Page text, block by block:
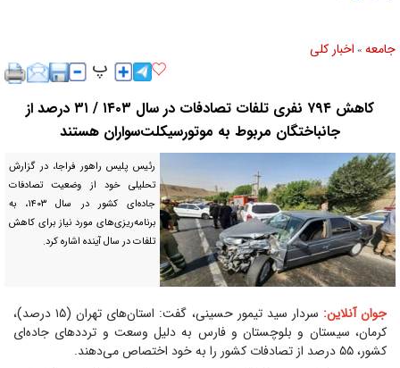
جامعه » اخبار كلی
کاهش ۷۹۴ نفری تلفات تصادفات در سال ۱۴۰۳ / ۳۱ درصد از
جانباختگان مربوط به موتورسیکلت‌سواران هستند
رئیس پلیس راهور فراجا، در گزارش
تحلیلی خود از وضعیت تصادفات
جاده‌ای کشور در سال ۱۴۰۳، به
برنامه‌ریزی‌های مورد نیاز برای کاهش
تلفات در سال آینده اشاره کرد.
جوان آنلاین:
سردار سید تیمور حسینی، گفت: استان‌های تهران (۱۵ درصد)،
کرمان، سیستان و بلوچستان و فارس به دلیل وسعت و ترددهای جاده‌ای
کشور، ۵۵ درصد از تصادفات کشور را به خود اختصاص می‌دهند.